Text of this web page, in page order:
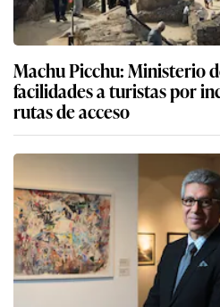
Machu Picchu: Ministerio
facilidades a turistas por
rutas de acceso